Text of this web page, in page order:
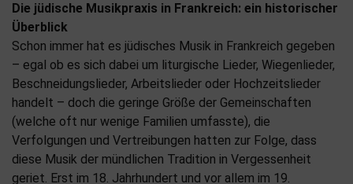
Die jüdische Musikpraxis in Frankreich: ein historischer
Überblick
Schon immer hat es jüdisches Musik in Frankreich gegeben
– egal ob es sich dabei um liturgische Lieder, Wiegenlieder,
Beschneidungslieder, Arbeitslieder oder Hochzeitslieder
handelt – doch die geringe Größe der Gemeinschaften
(welche oft nur wenige Familien umfasste), die
Verfolgungen und Vertreibungen hatten zur Folge, dass
diese Musik der mündlichen Tradition in Vergessenheit
geriet. Erst im 18. Jahrhundert und vor allem im 19.